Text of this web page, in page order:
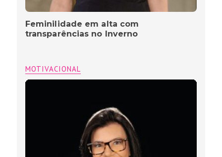
Feminilidade em alta com
transparências no Inverno
MOTIVACIONAL